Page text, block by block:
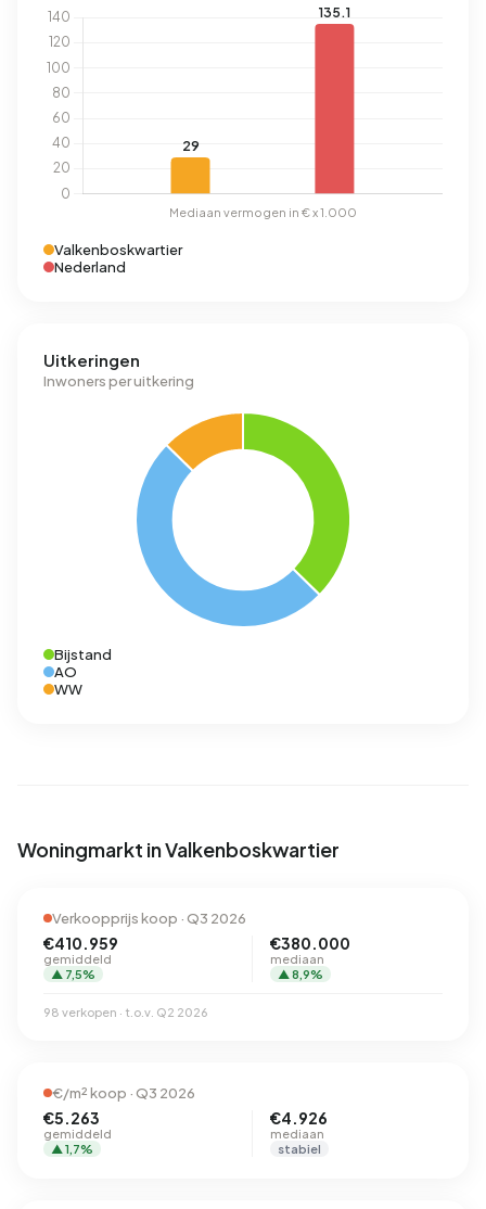
Valkenboskwartier
Nederland
Uitkeringen
Inwoners per uitkering
Bijstand
AO
WW
Woningmarkt in Valkenboskwartier
Verkoopprijs koop · Q3 2026
€410.959
gemiddeld
▲ 7,5%
€380.000
mediaan
▲ 8,9%
98 verkopen · t.o.v. Q2 2026
€/m² koop · Q3 2026
€5.263
gemiddeld
▲ 1,7%
€4.926
mediaan
stabiel